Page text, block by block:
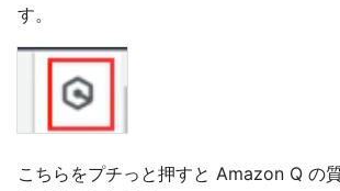
す。
こちらをプチっと押すと Amazon Q の